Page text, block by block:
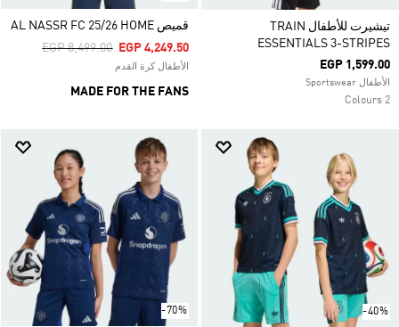
تيشيرت للأطفال TRAIN
ESSENTIALS 3-STRIPES
EGP 1,599.00
الأطفال Sportswear
2 Colours
قميص AL NASSR FC 25/26 HOME
Price Reduced From
EGP 8,499.00ToEGP 4,249.50
الأطفال كرة القدم
MADE FOR THE FANS
-40%
-70%